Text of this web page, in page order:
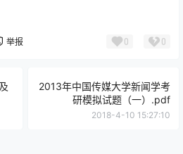
举报 0 0
2013年中国传媒大学新闻学考
研模拟试题（一）.pdf
2018-4-10 15:27:10